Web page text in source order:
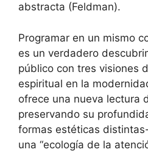
abstracta (Feldman).
Programar en un mismo
es un verdadero
público con tres visiones
espiritual en la
ofrece una nueva lectura
preservando su
formas estéticas
una “ecología de la